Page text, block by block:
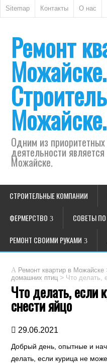
Sitemap Контакты О нас
Ремонт
Можайске.
Можайске.
Одним из
деятельности
Можайске.
СТРОИТЕЛЬНЫЕ КОМПАНИИ
ФЕРМЕРСТВО СОВЕТЫ
РЕМОНТ СВОИМИ РУКАМИ
Ремонт квартир в Можайске
домашних птиц > Что делать,
Что делать, если
снести яйцо
29.06.2021
Добрый день, опытные и
делать, если курица не